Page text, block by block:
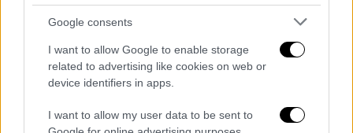
Google consents
I want to allow Google to enable storage
related to advertising like cookies on web or
device identifiers in apps.
I want to allow my user data to be sent to